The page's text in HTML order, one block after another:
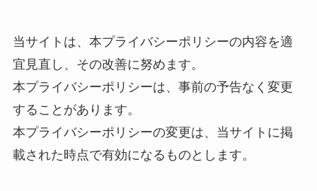
当サイトは、本プライバシーポリシーの内容を適
宜見直し、その改善に努めます。
本プライバシーポリシーは、事前の予告なく変更
することがあります。
本プライバシーポリシーの変更は、当サイトに掲
載された時点で有効になるものとします。